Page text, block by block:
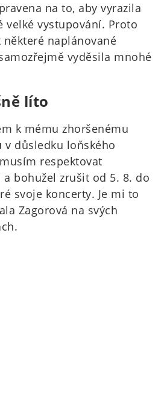
na to, aby vyrazila
velké vystupování. Proto
naplánované
vyděsila mnohé
líto
k mému zhoršenému
důsledku loňského
respektovat
bohužel zrušit od 5. 8. do
svoje koncerty. Je mi to
Zagorová na svých